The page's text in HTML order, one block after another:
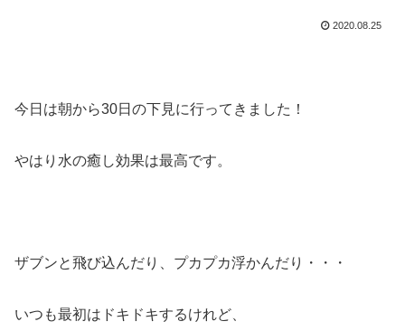
2020.08.25
今日は朝から30日の下見に行ってきました！
やはり水の癒し効果は最高です。
ザブンと飛び込んだり、プカプカ浮かんだり・・・
いつも最初はドキドキするけれど、